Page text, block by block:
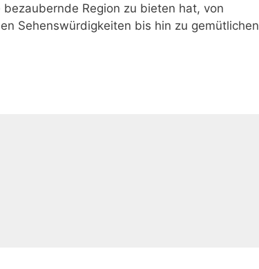
Region zu bieten hat, von
Sehenswürdigkeiten bis hin zu gemütlichen